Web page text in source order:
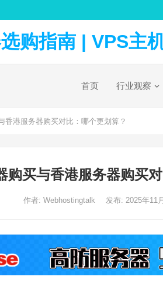
购指南 | VPS主
首页 行业观察
香港服务器购买对比：哪个更划算？
购买与香港服务器购买
作者: Webhostingtalk 发布: 2025年11